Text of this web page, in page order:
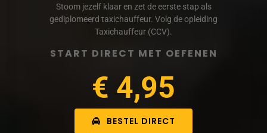
Stoom jezelf klaar en zet de eerste stap als
gediplomeerd taxichauffeur. Volg de opleiding
Taxichauffeur (CCV).
START DIRECT MET OEFENEN
€ 4,95
BESTEL DIRECT